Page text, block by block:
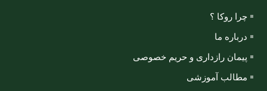
چرا روکا ؟
درباره ما
پیمان رازداری و حریم خصوصی
مطالب آموزشی